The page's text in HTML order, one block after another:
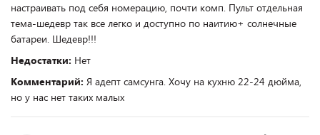
настраивать под себя номерацию, почти комп. Пульт отдельная
тема-шедевр так все легко и доступно по наитию+ солнечные
батареи. Шедевр!!!
Недостатки: Нет
Комментарий: Я адепт самсунга. Хочу на кухню 22-24 дюйма,
но у нас нет таких малых